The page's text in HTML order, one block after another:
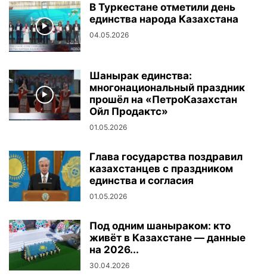
В Туркестане отметили день
единства народа Казахстана
04.05.2026
Шанырак единства:
многонациональный праздник
прошёл на «ПетроКазахстан
Ойл Продактс»
01.05.2026
Глава государства поздравил
казахстанцев с праздником
единства и согласия
01.05.2026
Под одним шаныраком: кто
живёт в Казахстане — данные
на 2026...
30.04.2026